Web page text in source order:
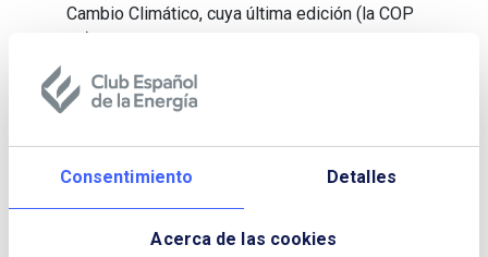
Consentimiento Detalles
Acerca de las cookies
Cambio Climático, cuya última edición (la COP
CLIMATE FUTURES: EUROPE AFTER THE
ENERGY CRISIS
NOMBRE Y APELLIDOS: